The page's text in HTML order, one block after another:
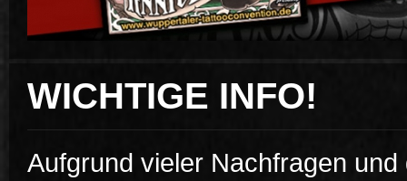
WICHTIGE INFO!
Aufgrund vieler Nachfragen